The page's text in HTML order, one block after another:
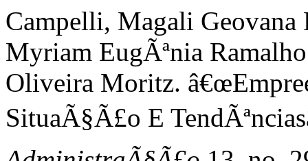
Campelli, Magali
Myriam EugÃªnia
Oliveira Moritz.
SituaÃ§Ã£o E